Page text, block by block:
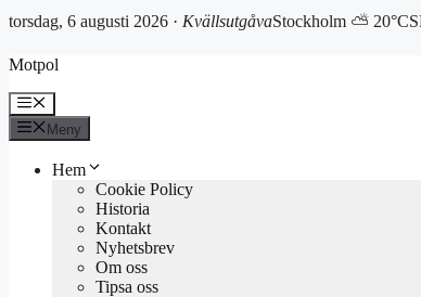
torsdag, 6 augusti 2026 · KvällsutgåvaStockholm ⛅ 20°C
till
Motpol
Meny
Meny
Hem
Cookie Policy
Historia
Kontakt
Nyhetsbrev
Om oss
Tipsa oss